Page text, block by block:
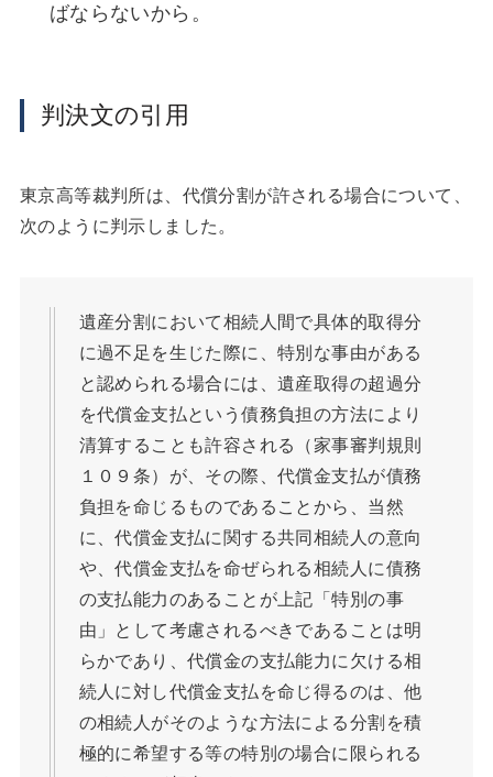
ばならないから。
判決文の引用
東京高等裁判所は、代償分割が許される場合について、
次のように判示しました。
遺産分割において相続人間で具体的取得分
に過不足を生じた際に、特別な事由がある
と認められる場合には、遺産取得の超過分
を代償金支払という債務負担の方法により
清算することも許容される（家事審判規則
１０９条）が、その際、代償金支払が債務
負担を命じるものであることから、当然
に、代償金支払に関する共同相続人の意向
や、代償金支払を命ぜられる相続人に債務
の支払能力のあることが上記「特別の事
由」として考慮されるべきであることは明
らかであり、代償金の支払能力に欠ける相
続人に対し代償金支払を命じ得るのは、他
の相続人がそのような方法による分割を積
極的に希望する等の特別の場合に限られる